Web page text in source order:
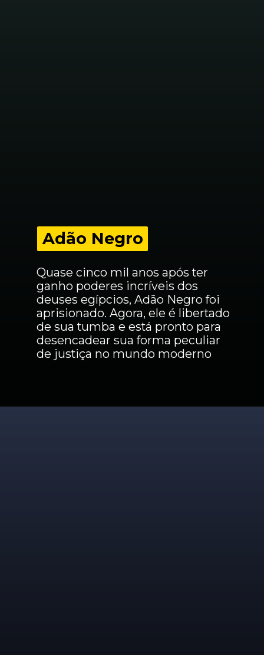
Adão Negro
Adão Negro
Quase cinco mil anos após ter
ganho poderes incríveis dos
deuses egípcios, Adão Negro foi
aprisionado. Agora, ele é libertado
de sua tumba e está pronto para
desencadear sua forma peculiar
de justiça no mundo moderno